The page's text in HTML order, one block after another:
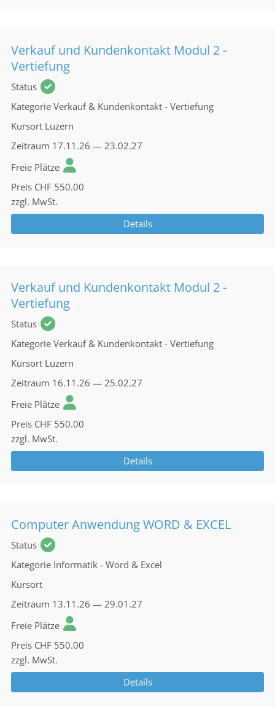
Verkauf und Kundenkontakt Modul 2 -
Vertiefung
Status
Kategorie Verkauf & Kundenkontakt - Vertiefung
Kursort Luzern
Zeitraum 17.11.26 — 23.02.27
Freie Plätze
Preis CHF 550.00
zzgl. MwSt.
Details
Verkauf und Kundenkontakt Modul 2 -
Vertiefung
Status
Kategorie Verkauf & Kundenkontakt - Vertiefung
Kursort Luzern
Zeitraum 16.11.26 — 25.02.27
Freie Plätze
Preis CHF 550.00
zzgl. MwSt.
Details
Computer Anwendung WORD & EXCEL
Status
Kategorie Informatik - Word & Excel
Kursort
Zeitraum 13.11.26 — 29.01.27
Freie Plätze
Preis CHF 550.00
zzgl. MwSt.
Details